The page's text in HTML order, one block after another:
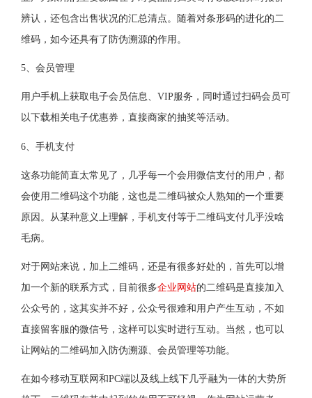
辨认，还包含出售状况的汇总清点。随着对条形码的进化的二
维码，如今还具有了防伪溯源的作用。
5、会员管理
用户手机上获取电子会员信息、VIP服务，同时通过扫码会员可
以下载相关电子优惠券，直接商家的抽奖等活动。
6、手机支付
这条功能简直太常见了，几乎每一个会用微信支付的用户，都
会使用二维码这个功能，这也是二维码被众人熟知的一个重要
原因。从某种意义上理解，手机支付等于二维码支付几乎没啥
毛病。
对于网站来说，加上二维码，还是有很多好处的，首先可以增
加一个新的联系方式，目前很多企业网站的二维码是直接加入
公众号的，这其实并不好，公众号很难和用户产生互动，不如
直接留客服的微信号，这样可以实时进行互动。当然，也可以
让网站的二维码加入防伪溯源、会员管理等功能。
在如今移动互联网和PC端以及线上线下几乎融为一体的大势所